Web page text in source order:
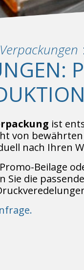
Verpackungen
ist
von
nach Ihren
Beilage
Sie die